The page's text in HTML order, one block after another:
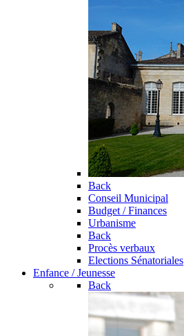
Back
Conseil Municipal
Budget / Finances
Urbanisme
Back
Procès verbaux
Elections Sénatoriales
Enfance / Jeunesse
Back